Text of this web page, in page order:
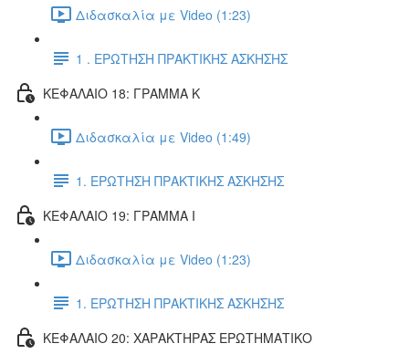
Διδασκαλία με Video (1:23)
1 . ΕΡΩΤΗΣΗ ΠΡΑΚΤΙΚΗΣ ΑΣΚΗΣΗΣ
ΚΕΦΑΛΑΙΟ 18: ΓΡΑΜΜΑ Κ
Διδασκαλία με Video (1:49)
1. ΕΡΩΤΗΣΗ ΠΡΑΚΤΙΚΗΣ ΑΣΚΗΣΗΣ
ΚΕΦΑΛΑΙΟ 19: ΓΡΑΜΜΑ Ι
Διδασκαλία με Video (1:23)
1. ΕΡΩΤΗΣΗ ΠΡΑΚΤΙΚΗΣ ΑΣΚΗΣΗΣ
ΚΕΦΑΛΑΙΟ 20: ΧΑΡΑΚΤΗΡΑΣ ΕΡΩΤΗΜΑΤΙΚΟ